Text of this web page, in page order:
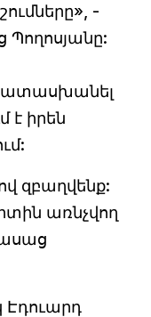
-
Պողոսյանը:
է իրեն
զբաղվենք:
առնչվող